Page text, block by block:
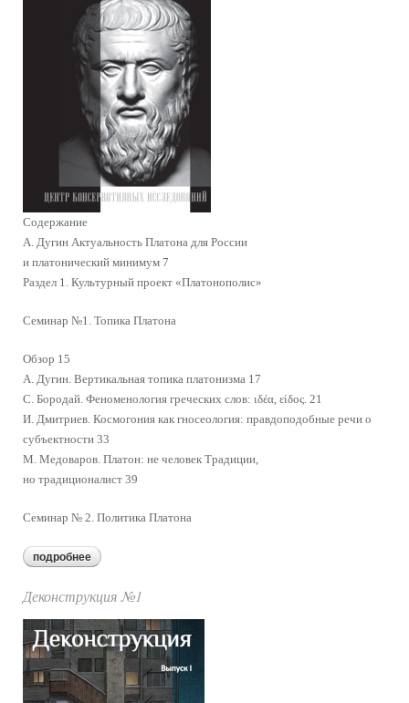
Содержание
А. Дугин Актуальность Платона для России
и платонический минимум 7
Раздел 1. Культурный проект «Платонополис»
Семинар №1. Топика Платона
Обзор 15
А. Дугин. Вертикальная топика платонизма 17
С. Бородай. Феноменология греческих слов: ιδέα, είδος. 21
И. Дмитриев. Космогония как гносеология: правдоподобные речи о
субъектности 33
М. Медоваров. Платон: не человек Традиции,
но традиционалист 39
Семинар № 2. Политика Платона
подробнее о деконструкция № 3
Деконструкция №1